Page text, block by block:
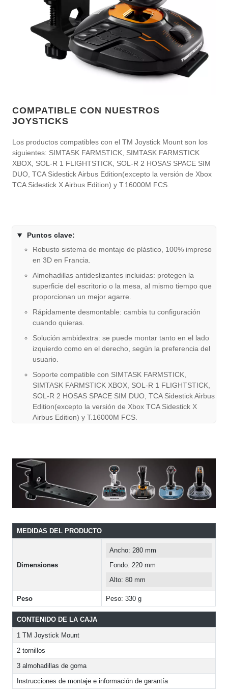
COMPATIBLE CON NUESTROS
JOYSTICKS
Los productos compatibles con el TM Joystick Mount son los
siguientes: SIMTASK FARMSTICK, SIMTASK FARMSTICK
XBOX, SOL-R 1 FLIGHTSTICK, SOL-R 2 HOSAS SPACE SIM
DUO, TCA Sidestick Airbus Edition(excepto la versión de Xbox
TCA Sidestick X Airbus Edition) y T.16000M FCS.
Puntos clave:
Robusto sistema de montaje de plástico, 100% impreso
en 3D en Francia.
Almohadillas antideslizantes incluidas: protegen la
superficie del escritorio o la mesa, al mismo tiempo que
proporcionan un mejor agarre.
Rápidamente desmontable: cambia tu configuración
cuando quieras.
Solución ambidextra: se puede montar tanto en el lado
izquierdo como en el derecho, según la preferencia del
usuario.
Soporte compatible con SIMTASK FARMSTICK,
SIMTASK FARMSTICK XBOX, SOL-R 1 FLIGHTSTICK,
SOL-R 2 HOSAS SPACE SIM DUO, TCA Sidestick Airbus
Edition(excepto la versión de Xbox TCA Sidestick X
Airbus Edition) y T.16000M FCS.
MEDIDAS DEL PRODUCTO
Dimensiones
Ancho: 280 mm
Fondo: 220 mm
Alto: 80 mm
Peso Peso: 330 g
CONTENIDO DE LA CAJA
1 TM Joystick Mount
2 tornillos
3 almohadillas de goma
Instrucciones de montaje e información de garantía